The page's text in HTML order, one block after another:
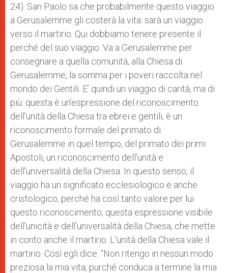
24). San Paolo sa che probabilmente questo viaggio
a Gerusalemme gli costerà la vita: sarà un viaggio
verso il martirio. Qui dobbiamo tenere presente il
perché del suo viaggio. Va a Gerusalemme per
consegnare a quella comunità, alla Chiesa di
Gerusalemme, la somma per i poveri raccolta nel
mondo dei Gentili. E’ quindi un viaggio di carità, ma di
più: questa è un’espressione del riconoscimento
dell’unità della Chiesa tra ebrei e gentili, è un
riconoscimento formale del primato di
Gerusalemme in quel tempo, del primato dei primi
Apostoli, un riconoscimento dell’unità e
dell’universalità della Chiesa. In questo senso, il
viaggio ha un significato ecclesiologico e anche
cristologico, perché ha così tanto valore per lui
questo riconoscimento, questa espressione visibile
dell’unicità e dell’universalità della Chiesa, che mette
in conto anche il martirio. L’unità della Chiesa vale il
martirio. Così egli dice: “Non ritengo in nessun modo
preziosa la mia vita, purché conduca a termine la mia